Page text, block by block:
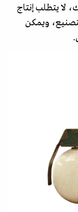
لا يتطلب إنتاج
ويمكن